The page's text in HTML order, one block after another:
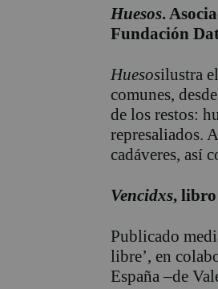
Huesos.
Fundación
Huesosilustra
comunes,
de los restos:
represaliados.
cadáveres, así
Vencidxs, libro
Publicado
libre’, en
España –de